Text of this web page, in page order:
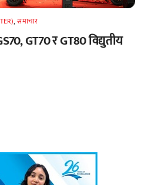
,समाचार
GT70 र GT80 विद्युतीय